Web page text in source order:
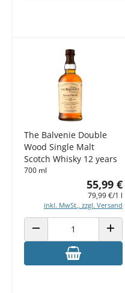
The Balvenie Double
Wood Single Malt
Scotch Whisky 12 years
700 ml
55,99 €
79,99 €/1 l
inkl. MwSt., zzgl. Versand
ANZAHL VERRINGERN